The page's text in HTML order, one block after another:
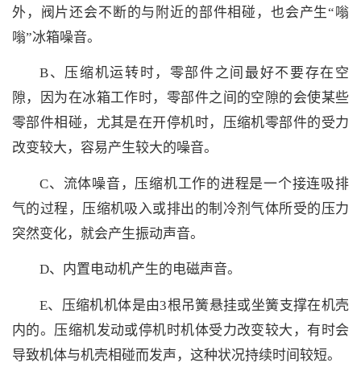
外，阀片还会不断的与附近的部件相碰，也会产生“嗡
嗡”冰箱噪音。
B、压缩机运转时，零部件之间最好不要存在空
隙，因为在冰箱工作时，零部件之间的空隙的会使某些
零部件相碰，尤其是在开停机时，压缩机零部件的受力
改变较大，容易产生较大的噪音。
C、流体噪音，压缩机工作的进程是一个接连吸排
气的过程，压缩机吸入或排出的制冷剂气体所受的压力
突然变化，就会产生振动声音。
D、内置电动机产生的电磁声音。
E、压缩机机体是由3根吊簧悬挂或坐簧支撑在机壳
内的。压缩机发动或停机时机体受力改变较大，有时会
导致机体与机壳相碰而发声，这种状况持续时间较短。